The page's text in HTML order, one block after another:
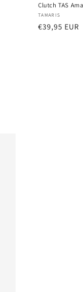
Clutch TAS
Anbieter:
TAMARIS
Normaler
€39,95 EUR